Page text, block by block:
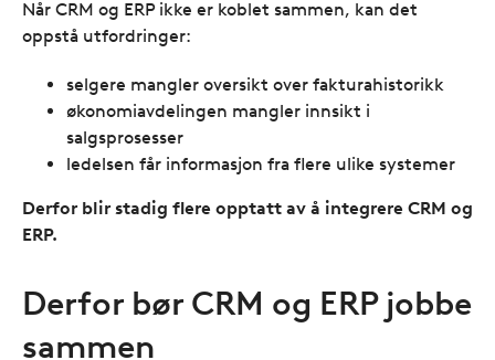
Når CRM og ERP ikke er koblet sammen, kan det
oppstå utfordringer:
selgere mangler oversikt over fakturahistorikk
økonomiavdelingen mangler innsikt i
salgsprosesser
ledelsen får informasjon fra flere ulike systemer
Derfor blir stadig flere opptatt av å integrere CRM og
ERP.
Derfor bør CRM og ERP jobbe
sammen